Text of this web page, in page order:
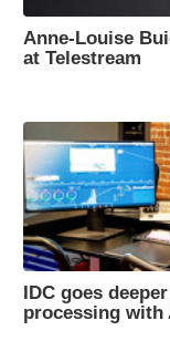
Anne-Louise
at Telestream
IDC goes
processing with